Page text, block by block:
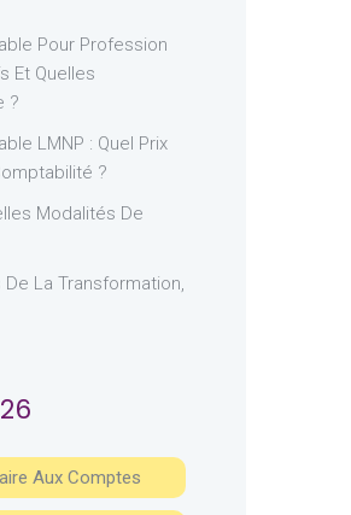
Pour Profession
Et Quelles
?
LMNP : Quel Prix
?
Modalités De
De La Transformation,
Aux Comptes